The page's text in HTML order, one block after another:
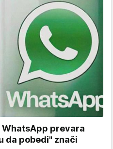
WhatsApp prevara
da pobedi" znači